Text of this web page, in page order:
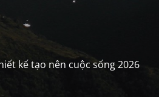
kế tạo nên cuộc sống 2026